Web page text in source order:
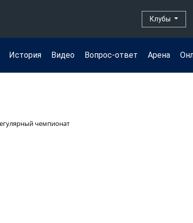
Клубы
История Видео Вопрос-ответ Арена
чемпионат